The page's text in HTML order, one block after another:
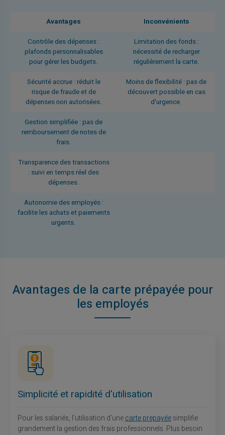
Avantages
Inconvénients
Contrôle des dépenses :
plafonds personnalisables
pour gérer les budgets.
Limitation des fonds :
nécessité de recharger
régulièrement la carte.
Sécurité accrue : réduit le
risque de fraude et de
dépenses non autorisées.
Moins de flexibilité : pas de
découvert possible en cas
d'urgence.
Gestion simplifiée : pas de
remboursement de notes de
frais.
Transparence des transactions
: suivi en temps réel des
dépenses.
Autonomie des employés :
facilite les achats et paiements
urgents.
Avantages de la carte prépayée pour
les employés
Simplicité et rapidité d'utilisation
Pour les salariés, l'utilisation d'une carte prepayéesimplifie
grandement la gestion des frais professionnels. Plus besoin